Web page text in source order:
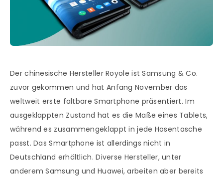
Der chinesische Hersteller Royole ist Samsung & Co.
zuvor gekommen und hat Anfang November das
weltweit erste faltbare Smartphone präsentiert. Im
ausgeklappten Zustand hat es die Maße eines Tablets,
während es zusammengeklappt in jede Hosentasche
passt. Das Smartphone ist allerdings nicht in
Deutschland erhältlich. Diverse Hersteller, unter
anderem Samsung und Huawei, arbeiten aber bereits